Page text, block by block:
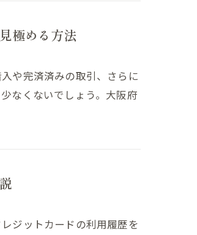
極める方法
や完済済みの取引、さらに
なくないでしょう。大阪府
ジットカードの利用履歴を